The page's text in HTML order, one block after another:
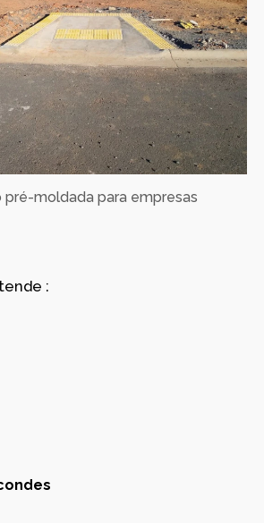
pré-moldada para empresas
: